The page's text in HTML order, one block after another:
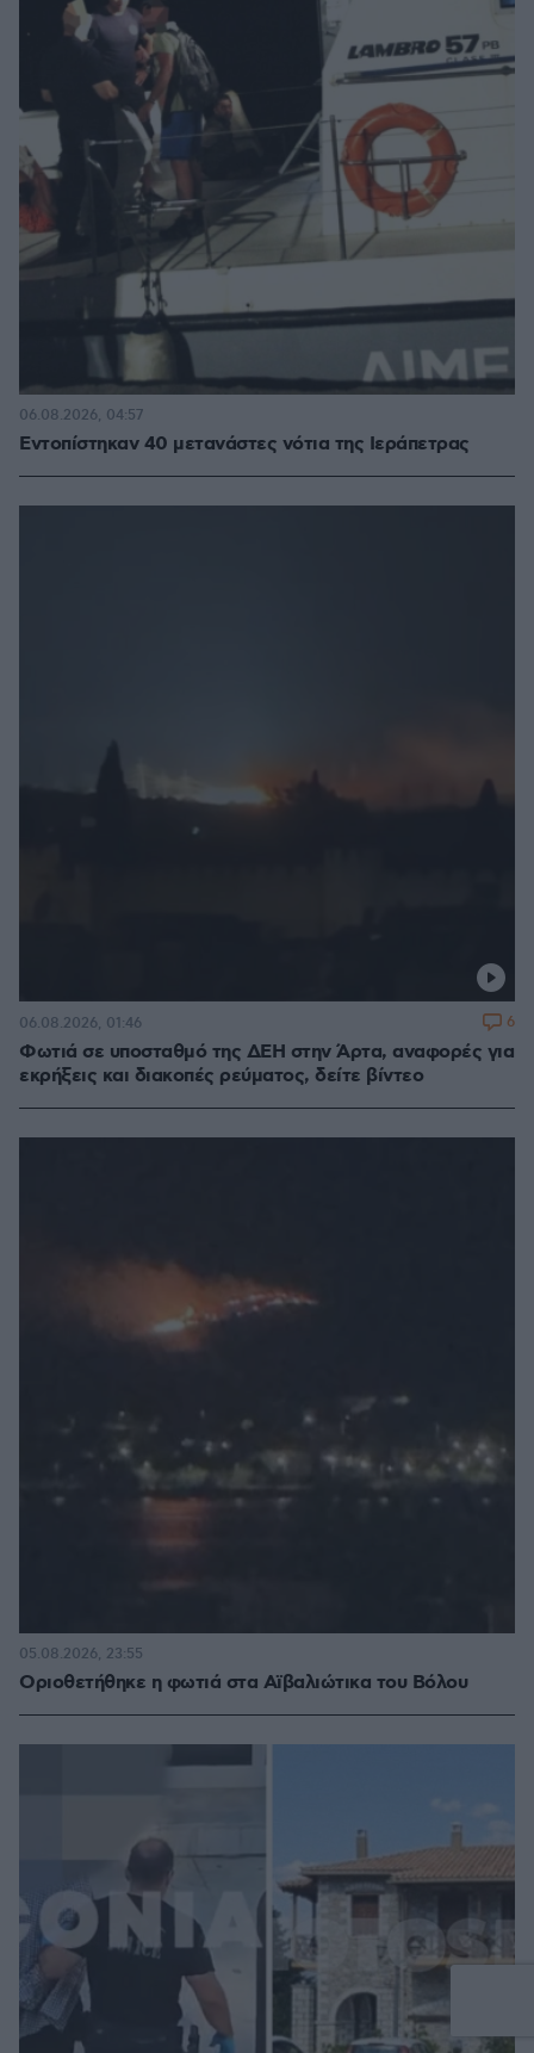
Εντοπίστηκαν 40 μετανάστες νότια της Ιεράπετρας
06.08.2026, 04:57
Φωτιά σε υποσταθμό της ΔΕΗ στην Άρτα, αναφορές για
εκρήξεις και διακοπές ρεύματος, δείτε βίντεο
06.08.2026, 01:46 6
Οριοθετήθηκε η φωτιά στα Αϊβαλιώτικα του Βόλου
05.08.2026, 23:55